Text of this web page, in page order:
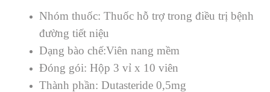
Nhóm thuốc: Thuốc hỗ trợ trong điều trị bệnh
đường tiết niệu
Dạng bào chế:Viên nang mềm
Đóng gói: Hộp 3 vỉ x 10 viên
Thành phần: Dutasteride 0,5mg